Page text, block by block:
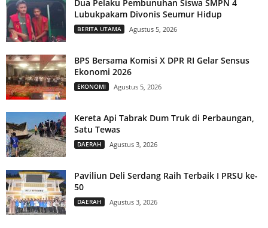
Dua Pelaku Pembunuhan Siswa SMPN 4
Lubukpakam Divonis Seumur Hidup
BERITA UTAMA Agustus 5, 2026
BPS Bersama Komisi X DPR RI Gelar Sensus
Ekonomi 2026
EKONOMI Agustus 5, 2026
Kereta Api Tabrak Dum Truk di Perbaungan,
Satu Tewas
DAERAH Agustus 3, 2026
Paviliun Deli Serdang Raih Terbaik I PRSU ke-
50
DAERAH Agustus 3, 2026